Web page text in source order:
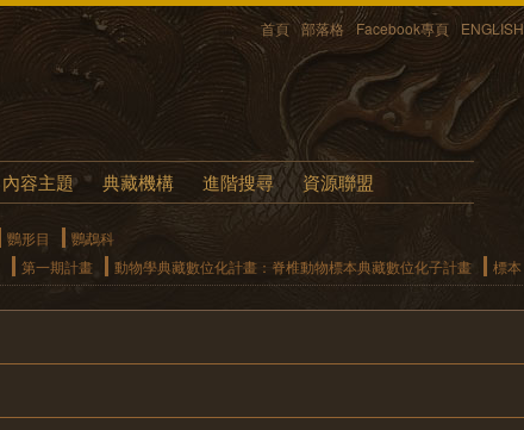
首頁 部落格 Facebook專頁 ENGLISH
內容主題 典藏機構 進階搜尋 資源聯盟
鸚形目
鸚鵡科
第一期計畫 動物學典藏數位化計畫：脊椎動物標本典藏數位化子計畫 標本